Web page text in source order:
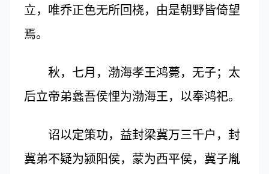
立，唯乔正色无所回桡，由是朝野皆倚望
焉。
秋，七月，渤海孝王鸿薨，无子；太
后立帝弟蠡吾侯悝为渤海王，以奉鸿祀。
诏以定策功，益封梁冀万三千户，封
冀弟不疑为颍阳侯，蒙为西平侯，冀子胤